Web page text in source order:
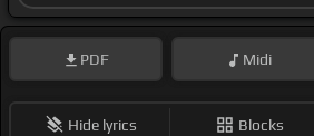
PDF Midi
Hide lyrics Blocks